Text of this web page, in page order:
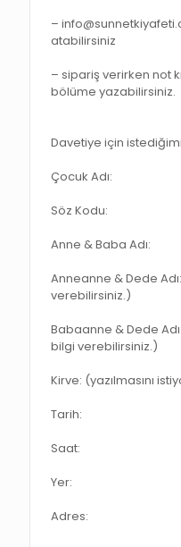
–
atabilirsiniz
– sipariş verirken not
bölüme yazabilirsiniz.
Davetiye için
Çocuk Adı:
Söz Kodu:
Anne & Baba Adı:
Anneanne & Dede
verebilirsiniz.)
Babaanne & Dede
bilgi verebilirsiniz.)
Kirve: (yazılmasını
Tarih:
Saat:
Yer:
Adres: